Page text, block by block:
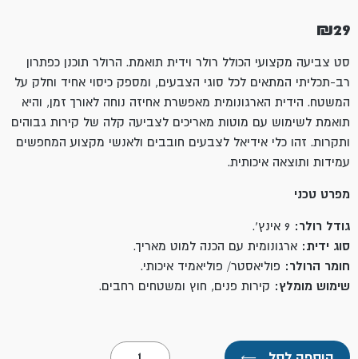
₪29
סט צביעה מקצועי הכולל רולר וידית תואמת. הרולר תוכנן כפתרון
רב-תכליתי המתאים לכל סוגי הצבעים, ומספק כיסוי אחיד וחלק על
המשטח. הידית הארגונומית מאפשרת אחיזה נוחה לאורך זמן, והיא
תואמת לשימוש עם מוטות מאריכים לצביעה קלה של קירות גבוהים
ותקרות. זהו כלי אידיאל לצבעים חובבים ולאנשי מקצוע המחפשים
עמידות ותוצאה איכותית.
מפרט טכני
גודל רולר: 9 אינץ'.
סוג ידית: ארגונומית עם הכנה למוט מאריך.
חומר הרולר: פוליאסטר/ פוליאמיד איכותי.
שימוש מומלץ: קירות פנים, חוץ ומשטחים רחבים.
כמות